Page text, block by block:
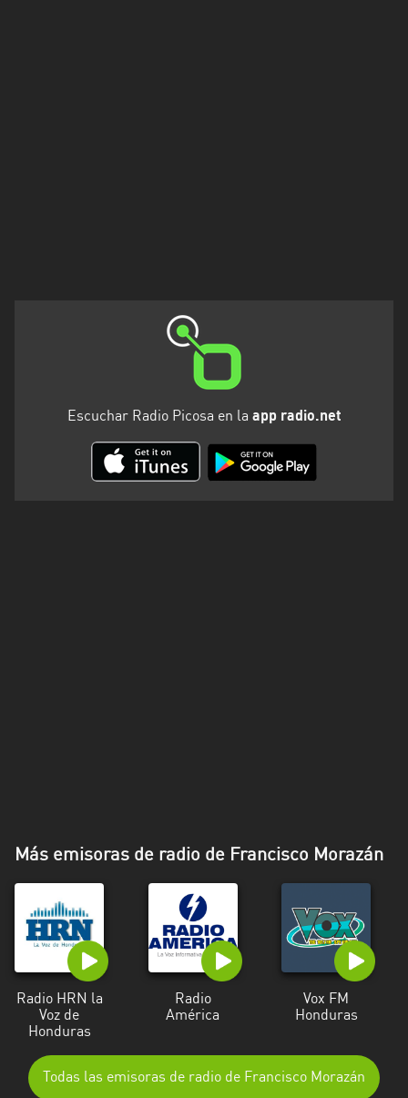
Escuchar Radio Picosa en la app radio.net
Más emisoras de radio de Francisco Morazán
Radio HRN la
Voz de
Honduras
Radio
América
Vox FM
Honduras
Todas las emisoras de radio de Francisco Morazán